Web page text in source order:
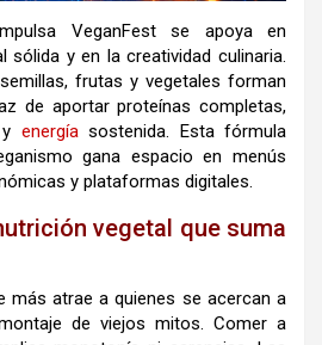
VeganFest se apoya en
sólida y en la creatividad culinaria.
frutas y vegetales forman
de aportar proteínas completas,
energíasostenida. Esta fórmula
gana espacio en menús
y plataformas digitales.
vegetal que suma
más atrae a quienes se acercan a
de viejos mitos. Comer a